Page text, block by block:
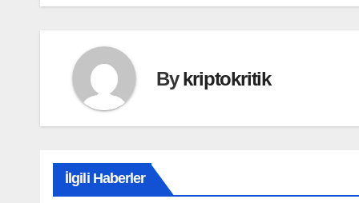
Bykriptokritik
İlgili Haberler